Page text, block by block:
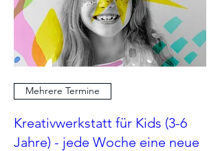
Mehrere Termine
Kreativwerkstatt für Kids (3-6
Jahre) - jede Woche eine neue